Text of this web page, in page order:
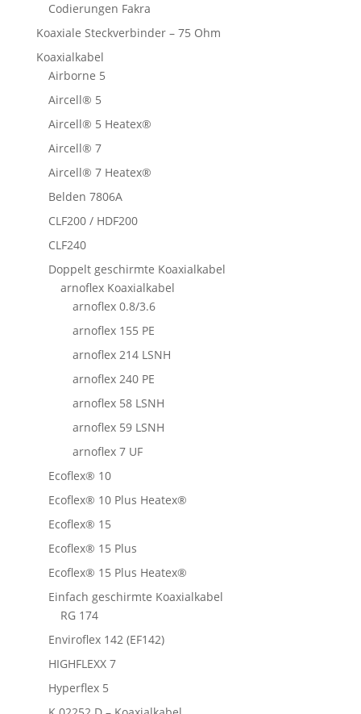
Codierungen Fakra
Koaxiale Steckverbinder – 75 Ohm
Koaxialkabel
Airborne 5
Aircell® 5
Aircell® 5 Heatex®
Aircell® 7
Aircell® 7 Heatex®
Belden 7806A
CLF200 / HDF200
CLF240
Doppelt geschirmte Koaxialkabel
arnoflex Koaxialkabel
arnoflex 0.8/3.6
arnoflex 155 PE
arnoflex 214 LSNH
arnoflex 240 PE
arnoflex 58 LSNH
arnoflex 59 LSNH
arnoflex 7 UF
Ecoflex® 10
Ecoflex® 10 Plus Heatex®
Ecoflex® 15
Ecoflex® 15 Plus
Ecoflex® 15 Plus Heatex®
Einfach geschirmte Koaxialkabel
RG 174
Enviroflex 142 (EF142)
HIGHFLEXX 7
Hyperflex 5